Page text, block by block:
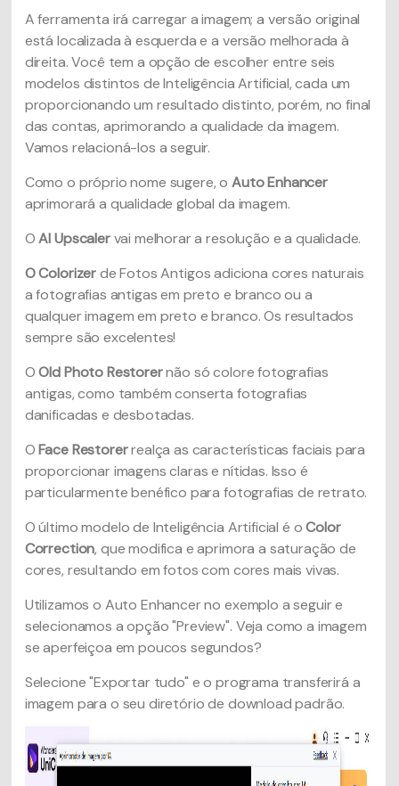
A ferramenta irá carregar a imagem; a versão original
está localizada à esquerda e a versão melhorada à
direita. Você tem a opção de escolher entre seis
modelos distintos de Inteligência Artificial, cada um
proporcionando um resultado distinto, porém, no final
das contas, aprimorando a qualidade da imagem.
Vamos relacioná-los a seguir.
Como o próprio nome sugere, o Auto Enhancer
aprimorará a qualidade global da imagem.
OAI Upscalervai melhorar a resolução e a qualidade.
O ColorizerdeFotos Antigos adiciona cores naturais
a fotografias antigas em preto e branco ou a
qualquer imagem em preto e branco. Os resultados
sempre são excelentes!
OOld Photo Restorernão só colore fotografias
antigas, como também conserta fotografias
danificadas e desbotadas.
OFace Restorerrealça as características faciais para
proporcionar imagens claras e nítidas. Isso é
particularmente benéfico para fotografias de retrato.
O último modelo de Inteligência Artificial é oColor
Correction, que modifica e aprimora a saturação de
cores, resultando em fotos com cores mais vivas.
Utilizamos o Auto Enhancer no exemplo a seguir e
selecionamos a opção "Preview". Veja como a imagem
se aperfeiçoa em poucos segundos?
Selecione "Exportar tudo" e o programa transferirá a
imagem para o seu diretório de download padrão.